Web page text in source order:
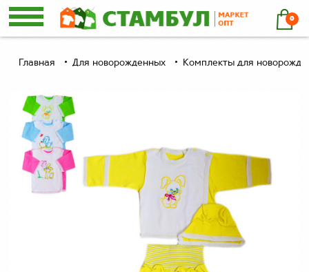
0
Главная Для новорожденных Комплекты для